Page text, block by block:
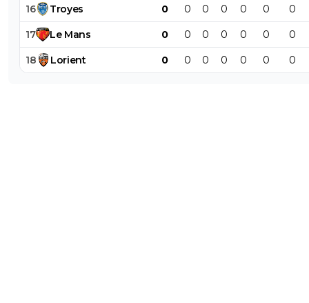
16 Troyes 0 0 0 0 0 0 0
17 Le Mans 0 0 0 0 0 0 0
18 Lorient 0 0 0 0 0 0 0